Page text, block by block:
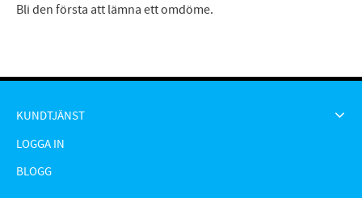
Bli den första att lämna ett omdöme.
KUNDTJÄNST
LOGGA IN
BLOGG